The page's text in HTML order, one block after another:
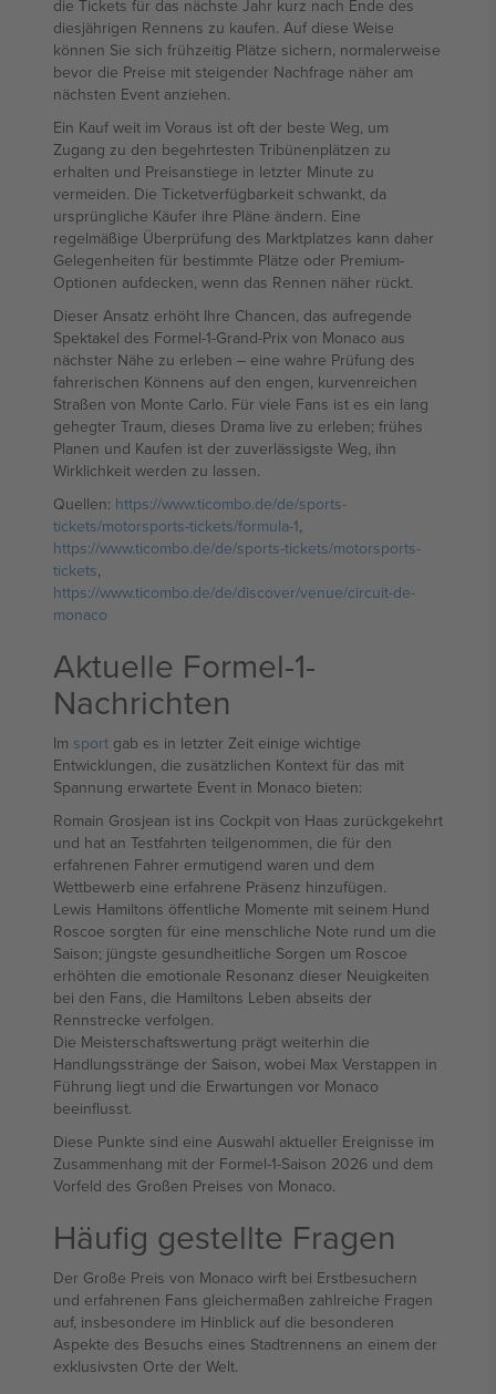
die Tickets für das nächste Jahr kurz nach Ende des
diesjährigen Rennens zu kaufen. Auf diese Weise
können Sie sich frühzeitig Plätze sichern, normalerweise
bevor die Preise mit steigender Nachfrage näher am
nächsten Event anziehen.
Ein Kauf weit im Voraus ist oft der beste Weg, um
Zugang zu den begehrtesten Tribünenplätzen zu
erhalten und Preisanstiege in letzter Minute zu
vermeiden. Die Ticketverfügbarkeit schwankt, da
ursprüngliche Käufer ihre Pläne ändern. Eine
regelmäßige Überprüfung des Marktplatzes kann daher
Gelegenheiten für bestimmte Plätze oder Premium-
Optionen aufdecken, wenn das Rennen näher rückt.
Dieser Ansatz erhöht Ihre Chancen, das aufregende
Spektakel des Formel-1-Grand-Prix von Monaco aus
nächster Nähe zu erleben – eine wahre Prüfung des
fahrerischen Könnens auf den engen, kurvenreichen
Straßen von Monte Carlo. Für viele Fans ist es ein lang
gehegter Traum, dieses Drama live zu erleben; frühes
Planen und Kaufen ist der zuverlässigste Weg, ihn
Wirklichkeit werden zu lassen.
Quellen: https://www.ticombo.de/de/sports-
tickets/motorsports-tickets/formula-1,
https://www.ticombo.de/de/sports-tickets/motorsports-
tickets,
https://www.ticombo.de/de/discover/venue/circuit-de-
monaco
Aktuelle Formel-1-
Nachrichten
Im sport gab es in letzter Zeit einige wichtige
Entwicklungen, die zusätzlichen Kontext für das mit
Spannung erwartete Event in Monaco bieten:
Romain Grosjean ist ins Cockpit von Haas zurückgekehrt
und hat an Testfahrten teilgenommen, die für den
erfahrenen Fahrer ermutigend waren und dem
Wettbewerb eine erfahrene Präsenz hinzufügen.
Lewis Hamiltons öffentliche Momente mit seinem Hund
Roscoe sorgten für eine menschliche Note rund um die
Saison; jüngste gesundheitliche Sorgen um Roscoe
erhöhten die emotionale Resonanz dieser Neuigkeiten
bei den Fans, die Hamiltons Leben abseits der
Rennstrecke verfolgen.
Die Meisterschaftswertung prägt weiterhin die
Handlungsstränge der Saison, wobei Max Verstappen in
Führung liegt und die Erwartungen vor Monaco
beeinflusst.
Diese Punkte sind eine Auswahl aktueller Ereignisse im
Zusammenhang mit der Formel-1-Saison 2026 und dem
Vorfeld des Großen Preises von Monaco.
Häufig gestellte Fragen
Der Große Preis von Monaco wirft bei Erstbesuchern
und erfahrenen Fans gleichermaßen zahlreiche Fragen
auf, insbesondere im Hinblick auf die besonderen
Aspekte des Besuchs eines Stadtrennens an einem der
exklusivsten Orte der Welt.